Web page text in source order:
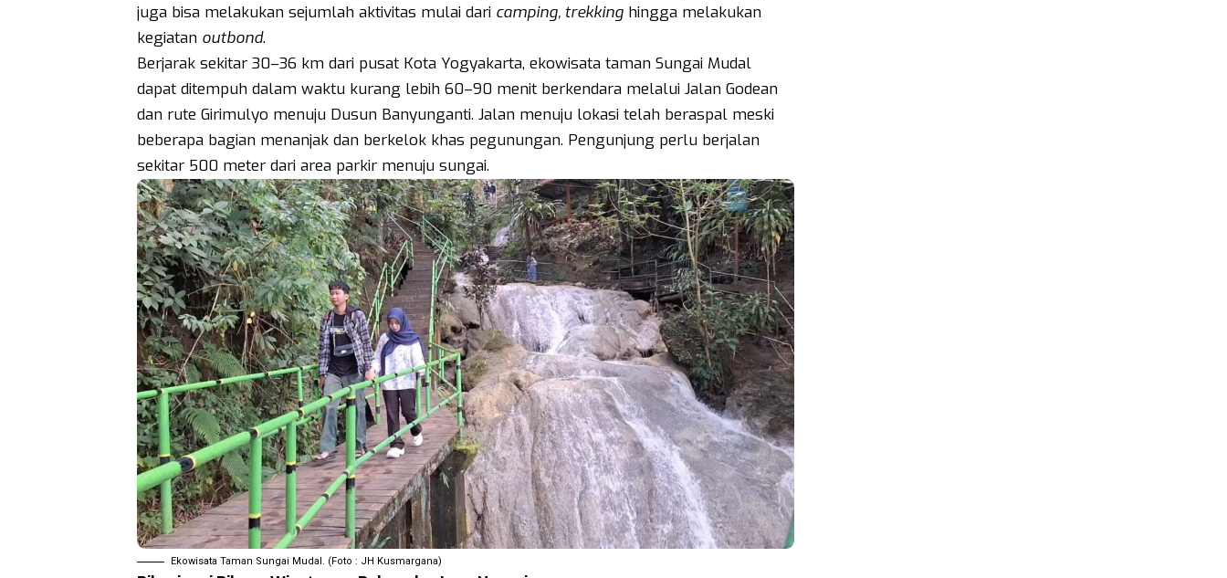
juga bisa melakukan sejumlah aktivitas mulai dari camping, trekkinghingga melakukan
kegiatan outbond.
Berjarak sekitar 30–36 km dari pusat Kota Yogyakarta, ekowisata taman Sungai Mudal
dapat ditempuh dalam waktu kurang lebih 60–90 menit berkendara melalui Jalan Godean
dan rute Girimulyo menuju Dusun Banyunganti. Jalan menuju lokasi telah beraspal meski
beberapa bagian menanjak dan berkelok khas pegunungan. Pengunjung perlu berjalan
sekitar 500 meter dari area parkir menuju sungai.
Ekowisata Taman Sungai Mudal. (Foto : JH Kusmargana)